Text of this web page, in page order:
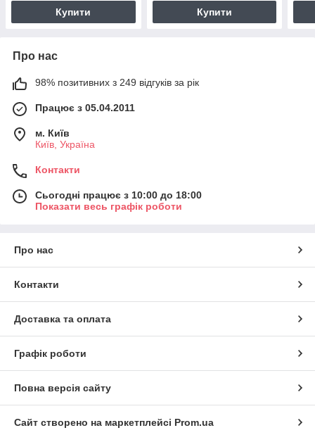
Купити Купити
Про нас
98% позитивних з 249 відгуків за рік
Працює з 05.04.2011
м. Київ
Київ, Україна
Контакти
Сьогодні працює з 10:00 до 18:00
Показати весь графік роботи
Про нас
Контакти
Доставка та оплата
Графік роботи
Повна версія сайту
Сайт створено на маркетплейсі Prom.ua